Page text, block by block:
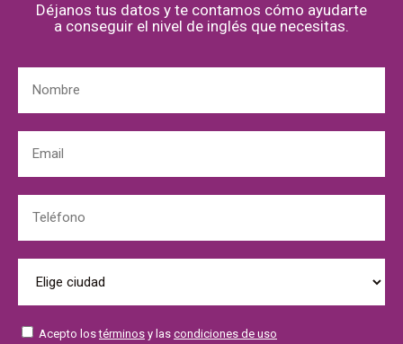
Déjanos tus datos y te contamos cómo ayudarte
a conseguir el nivel de inglés que necesitas.
Acepto lostérminos y las condiciones de uso